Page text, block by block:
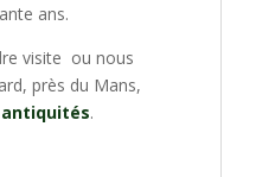
ans.
visite ou nous
près du Mans,
antiquités.